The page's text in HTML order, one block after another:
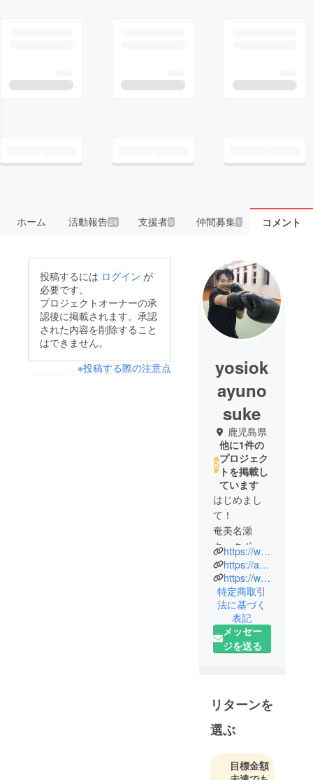
ホーム 活動報告24 支援者9 仲間募集 1 コメント
投稿するには ログイン が
必要です。
プロジェクトオーナーの承
認後に掲載されます。承認
された内容を削除すること
はできません。
※投稿する際の注意点
yosiok
ayuno
suke
鹿児島県
他に1件の
プロジェク
トを掲載し
ています
はじめまし
て！
奄美名瀬
キックボク
シングクラ
ブの代表を
務めていま
す、吉岡と
申します！
奄美大島で
キックボク
いたいとい
う想いか
ら、クラウ
ディングを
始めまし
https://www.instagram.com/amami_kickboxing
https://amami-kickboxing.com
https://www.youtube.com/@amami_kickboxing
特定商取引
法に基づく
表記
メッセー
ジを送る
リターンを
選ぶ
目標金額